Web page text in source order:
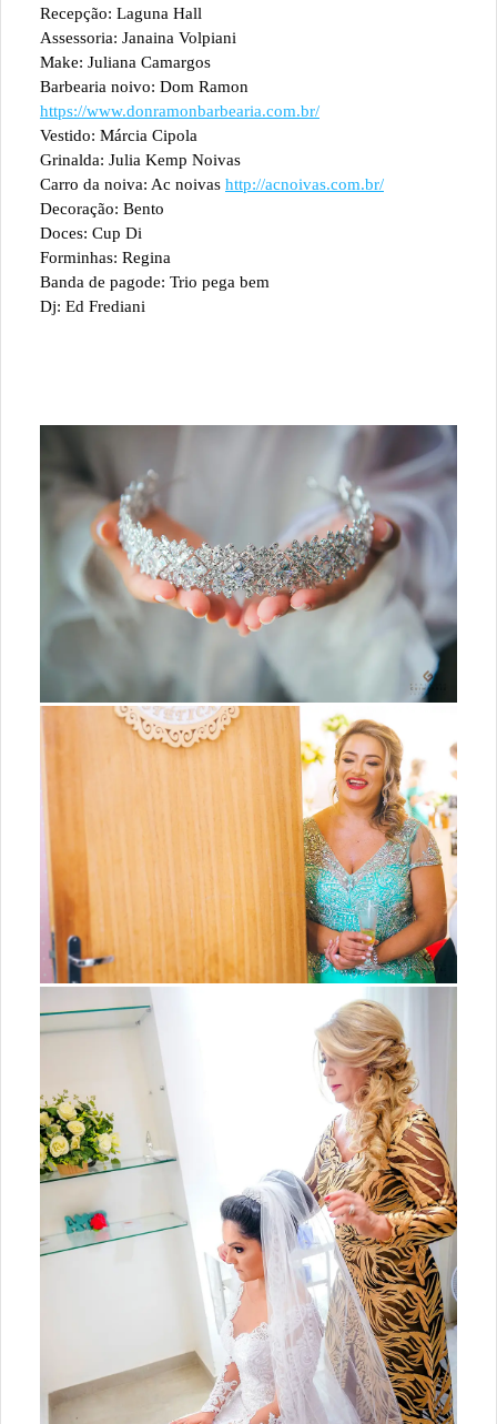
Recepção: Laguna Hall
Assessoria: Janaina Volpiani
Make: Juliana Camargos
Barbearia noivo: Dom Ramon
https://www.donramonbarbearia.com.br/
Vestido: Márcia Cipola
Grinalda: Julia Kemp Noivas
Carro da noiva: Ac noivas http://acnoivas.com.br/
Decoração: Bento
Doces: Cup Di
Forminhas: Regina
Banda de pagode: Trio pega bem
Dj: Ed Frediani